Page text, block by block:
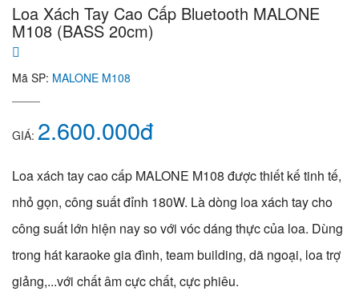
Loa Xách Tay Cao Cấp Bluetooth MALONE
M108 (BASS 20cm)
Mã SP: MALONE M108
GIÁ: 2.600.000đ
Loa xách tay cao cấp MALONE M108 được thiết kế tinh tế,
nhỏ gọn, công suất đỉnh 180W. Là dòng loa xách tay cho
công suất lớn hiện nay so với vóc dáng thực của loa. Dùng
trong hát karaoke gia đình, team building, dã ngoại, loa trợ
giảng,...với chất âm cực chất, cực phiêu.